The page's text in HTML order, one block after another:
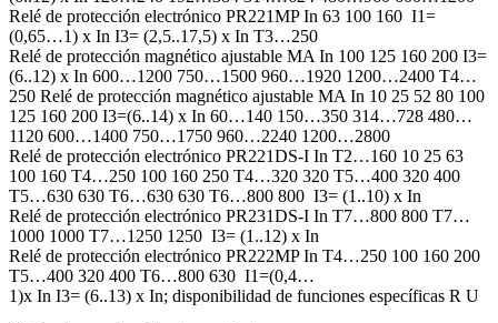
Relé de protección electrónico PR221MP In 63 100 160 I1=
(0,65…1) x In I3= (2,5..17,5) x In T3…250
Relé de protección magnético ajustable MA In 100 125 160 200 I3=
(6..12) x In 600…1200 750…1500 960…1920 1200…2400 T4…
250 Relé de protección magnético ajustable MA In 10 25 52 80 100
125 160 200 I3=(6..14) x In 60…140 150…350 314…728 480…
1120 600…1400 750…1750 960…2240 1200…2800
Relé de protección electrónico PR221DS-I In T2…160 10 25 63
100 160 T4…250 100 160 250 T4…320 320 T5…400 320 400
T5…630 630 T6…630 630 T6…800 800 I3= (1..10) x In
Relé de protección electrónico PR231DS-I In T7…800 800 T7…
1000 1000 T7…1250 1250 I3= (1..12) x In
Relé de protección electrónico PR222MP In T4…250 100 160 200
T5…400 320 400 T6…800 630 I1=(0,4…
1)x In I3= (6..13) x In; disponibilidad de funciones específicas R U